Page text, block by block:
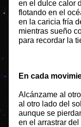
en el dulce calor
flotando en el
en la caricia fría
mientras sueño
para recordar la
En cada
Alcánzame al
al otro lado del
aunque se
en el arrastrar